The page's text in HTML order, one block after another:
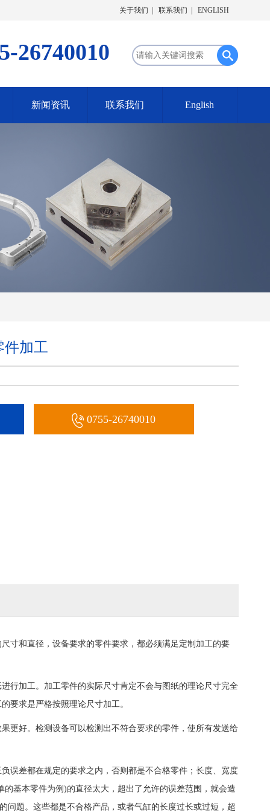
关于我们 联系我们 ENGLISH
26740010
新闻资讯 联系我们 English
件加工
0755-26740010
寸和直径，设备要求的零件要求，都必须满足定制加工的要
行加工。加工零件的实际尺寸肯定不会与图纸的理论尺寸完全
要求是严格按照理论尺寸加工。
更好。检测设备可以检测出不符合要求的零件，使所有发送给
误差都在规定的要求之内，否则都是不合格零件；长度、宽度
基本零件为例)的直径太大，超出了允许的误差范围，就会造
题。这些都是不合格产品，或者气缸的长度过长或过短，超